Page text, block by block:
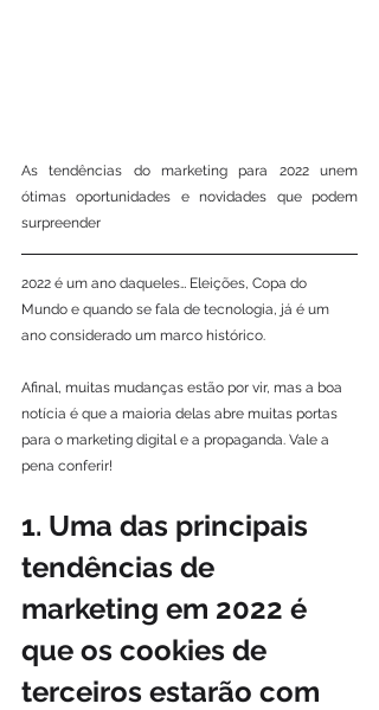
As tendências do marketing para 2022 unem
ótimas oportunidades e novidades que podem
surpreender
2022 é um ano daqueles… Eleições, Copa do
Mundo e quando se fala de tecnologia, já é um
ano considerado um marco histórico.
Afinal, muitas mudanças estão por vir, mas a boa
notícia é que a maioria delas abre muitas portas
para o marketing digital e a propaganda. Vale a
pena conferir!
1. Uma das principais
tendências de
marketing em 2022 é
que os cookies de
terceiros estarão com